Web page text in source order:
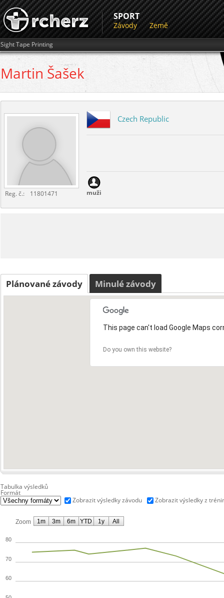
SPORT
Závody Země
Sight Tape Printing
Martin Šašek
Reg. č.: 11801471
Czech Republic
muži
Plánované závody Minulé závody
This page can't load Google Maps
Do you own this website?
Tabulka výsledků
Formát
Zobrazit výsledky závodu
Zobrazit výsledky z
Zoom
60
70
80
1m 3m 6m YTD 1y All